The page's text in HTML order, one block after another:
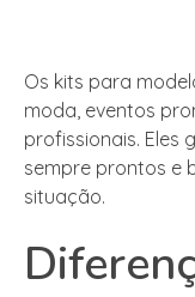
Os kits para
moda, eventos
profissionais. Eles
sempre prontos e
situação.